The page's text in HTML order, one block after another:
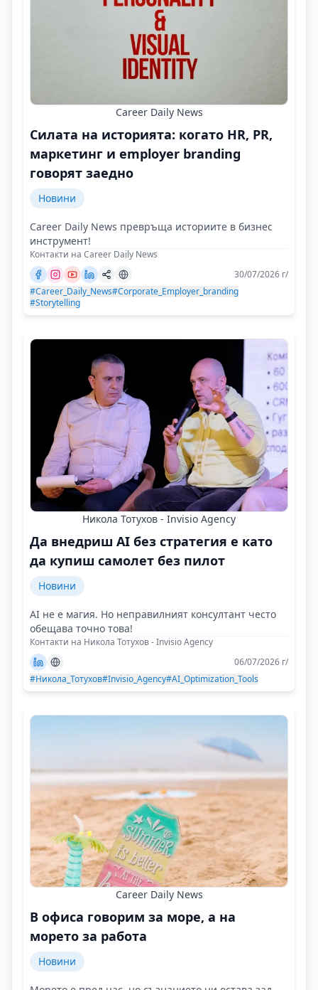
Career Daily News
Силата на историята: когато HR, PR,
маркетинг и employer branding
говорят заедно
Новини
Career Daily News превръща историите в бизнес
инструмент!
Контакти на Career Daily News
30/07/2026 г/
#Career_Daily_News#Corporate_Employer_branding
#Storytelling
Никола Тотухов - Invisio Agency
Да внедриш AI без стратегия е като
да купиш самолет без пилот
Новини
AI не е магия. Но неправилният консултант често
обещава точно това!
Контакти на Никола Тотухов - Invisio Agency
06/07/2026 г/
#Никола_Тотухов#Invisio_Agency#AI_Optimization_Tools
Career Daily News
В офиса говорим за море, а на
морето за работа
Новини